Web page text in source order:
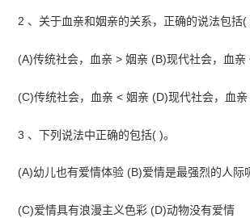
2 、关于血亲和姻亲的关系，正确的说法包括(
(A)传统社会，血亲 > 姻亲 (B)现代社会，血亲
(C)传统社会，血亲 < 姻亲 (D)现代社会，血亲
3 、下列说法中正确的包括( )。
(A)幼儿也有爱情体验 (B)爱情是最强烈的人际
(C)爱情具有浪漫主义色彩 (D)动物没有爱情